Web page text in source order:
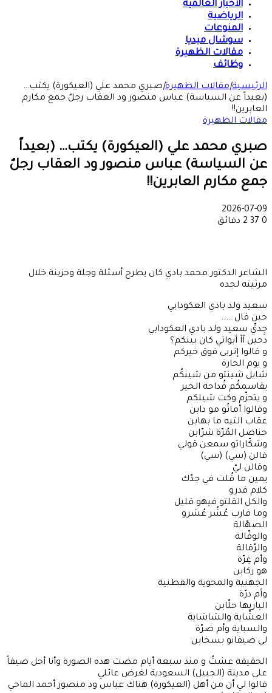
الأخبار العالمية
الرياضية
المنوعات
سوشال ميديا
مقالات الظهيرة
وظائف
الرئيسية|مقالات الظهيرة|صبري محمد علي (العيكورة) يكتب…
(بعيداً عن السياسة) عباس منصور ود العقاب رجلٌ جمع مكارم
العابرين!!
مقالات الظهيرة
صبري محمد علي (العيكورة) يكتب… (بعيداً
عن السياسة) عباس منصور ود العقاب رجلٌ
جمع مكارم العابرين!!
2026-07-09
0
2 دقائق
الشاعر الدكتور محمد بادي كان يطرح أسئلة وجلة وحزينة خلال
مرثيته لجده
سعيد ولد بادي العكودابي
حين قال …..
جِديِّ سعيد ولد بادي العكودابي
دحين آآ أبواتي كان بينكم؟
و قالوا إتربى فوق خيركم
و يوم الحارة
شايل شينتو من شينكُم
يقاسمكُم قُداحة الخير
و يتحزّم وكت شيلكم
وقالوا أماتُو مو دابن
عقاب التيه ما بهابن
حناضل المُرّة شرّابن
وشكّاراتو سمعن قولي
قالن (سي) (سي)
وقالن ليّ
يمين ما قُلت في جدّك
كلام قدرو
والكل القلتو فيهو قليل
وما قارب عُشُر عُشرو
الصهّالة
والوقّالة
والرّقالة
وأم غِرّة
هو ركابن
الجهنية والمحوية والقطنية
وأم درّة
الباريها حلّابن
العشّاية والشاشاية
والسباية وأم ضرّة
لي ضيفانو بسخابن
الحقيقة عشتُ و منذ سبعة أيام مضت هذه الصورة وأنا أحل ضيفاً
على مدينة (الجبيل) السعودية لغرض عائلي
قالوا لي أن من أهل (العيكورة) هناك عباس ود منصور أحمد الماحي